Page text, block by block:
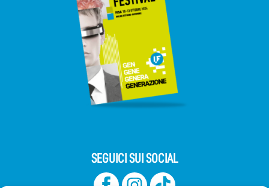
SEGUICI SUI SOCIAL